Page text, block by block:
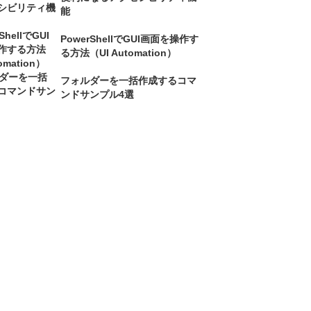
能
PowerShellでGUI画面を操作す
る方法（UI Automation）
フォルダーを一括作成するコマ
ンドサンプル4選